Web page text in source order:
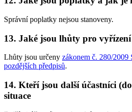
Správní poplatky nejsou stanoveny.
13. Jaké jsou lhůty pro vyřízení
Lhůty jsou určeny zákonem č. 280/2009
pozdějších předpisů.
14. Kteří jsou další účastníci
situace